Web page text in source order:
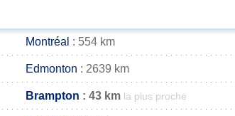
Montréal : 554 km
Edmonton : 2639 km
Brampton : 43 km la plus proche